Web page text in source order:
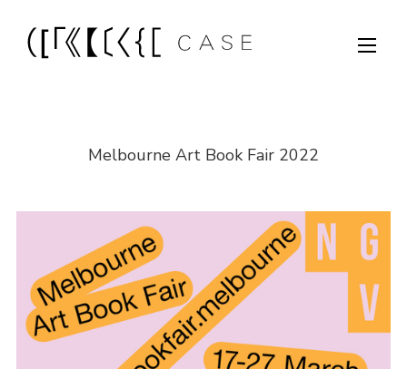
Melbourne Art Book Fair 2022